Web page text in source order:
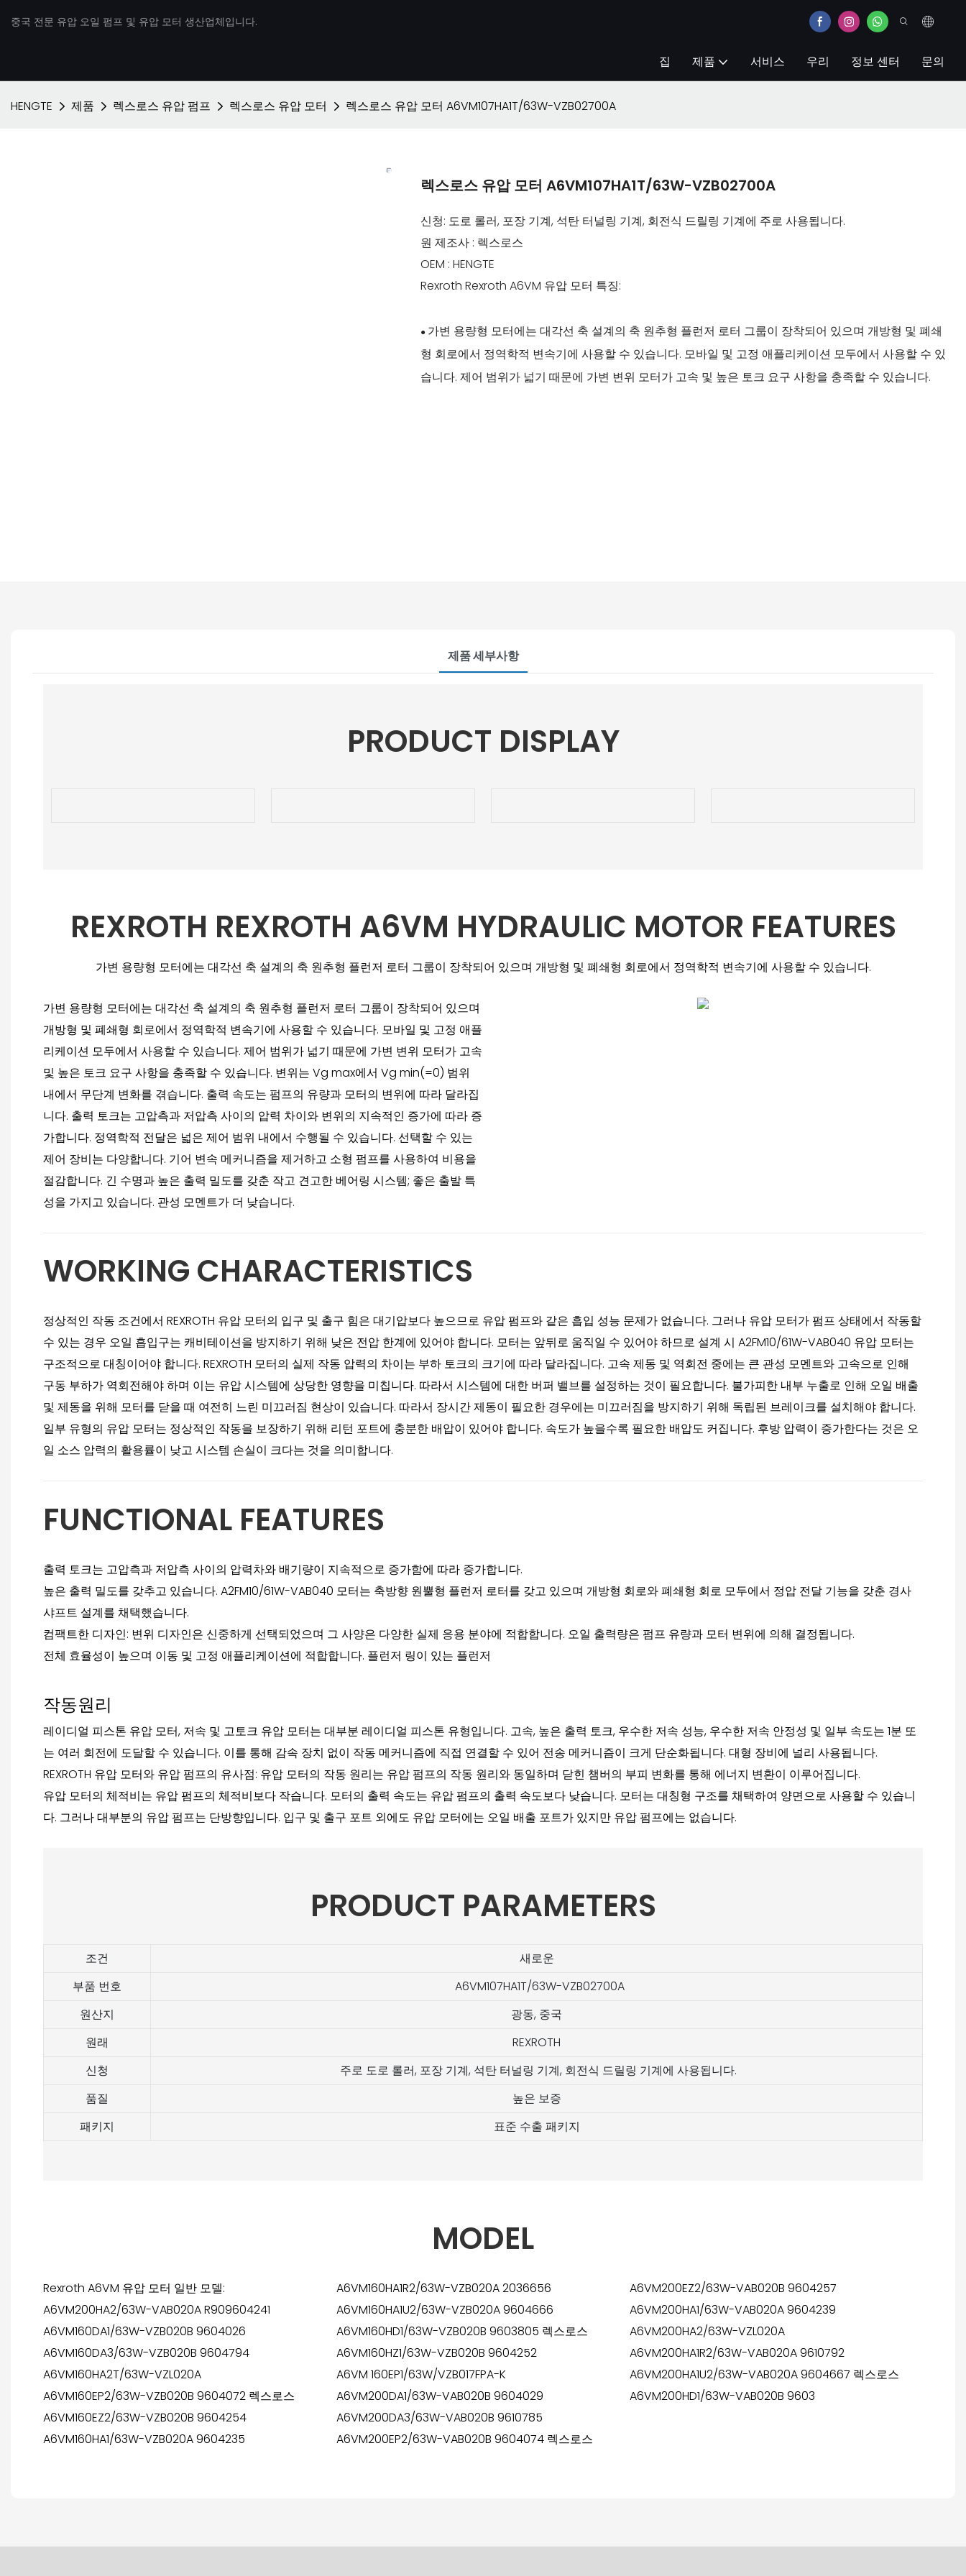
중국 전문 유압 오일 펌프 및 유압 모터 생산업체입니다.
집 제품 서비스 우리 정보 센터 문의
HENGTE 제품 렉스로스 유압 펌프 렉스로스 유압 모터 렉스로스 유압 모터 A6VM107HA1T/63W-VZB02700A
렉스로스 유압 모터 A6VM107HA1T/63W-VZB02700A
신청: 도로 롤러, 포장 기계, 석탄 터널링 기계, 회전식 드릴링 기계에 주로 사용됩니다.
원 제조사 : 렉스로스
OEM : HENGTE
Rexroth Rexroth A6VM 유압 모터 특징:
● 가변 용량형 모터에는 대각선 축 설계의 축 원추형 플런저 로터 그룹이 장착되어 있으며 개방형 및 폐쇄
형 회로에서 정역학적 변속기에 사용할 수 있습니다. 모바일 및 고정 애플리케이션 모두에서 사용할 수 있
습니다. 제어 범위가 넓기 때문에 가변 변위 모터가 고속 및 높은 토크 요구 사항을 충족할 수 있습니다.
제품 세부사항
PRODUCT DISPLAY
REXROTH REXROTH A6VM HYDRAULIC MOTOR FEATURES
가변 용량형 모터에는 대각선 축 설계의 축 원추형 플런저 로터 그룹이 장착되어 있으며 개방형 및 폐쇄형 회로에서 정역학적 변속기에 사용할 수 있습니다.
가변 용량형 모터에는 대각선 축 설계의 축 원추형 플런저 로터 그룹이 장착되어 있으며
개방형 및 폐쇄형 회로에서 정역학적 변속기에 사용할 수 있습니다. 모바일 및 고정 애플
리케이션 모두에서 사용할 수 있습니다. 제어 범위가 넓기 때문에 가변 변위 모터가 고속
및 높은 토크 요구 사항을 충족할 수 있습니다. 변위는 Vg max에서 Vg min(=0) 범위
내에서 무단계 변화를 겪습니다. 출력 속도는 펌프의 유량과 모터의 변위에 따라 달라집
니다. 출력 토크는 고압측과 저압측 사이의 압력 차이와 변위의 지속적인 증가에 따라 증
가합니다. 정역학적 전달은 넓은 제어 범위 내에서 수행될 수 있습니다. 선택할 수 있는
제어 장비는 다양합니다. 기어 변속 메커니즘을 제거하고 소형 펌프를 사용하여 비용을
절감합니다. 긴 수명과 높은 출력 밀도를 갖춘 작고 견고한 베어링 시스템; 좋은 출발 특
성을 가지고 있습니다. 관성 모멘트가 더 낮습니다.
WORKING CHARACTERISTICS
정상적인 작동 조건에서 REXROTH 유압 모터의 입구 및 출구 힘은 대기압보다 높으므로 유압 펌프와 같은 흡입 성능 문제가 없습니다. 그러나 유압 모터가 펌프 상태에서 작동할
수 있는 경우 오일 흡입구는 캐비테이션을 방지하기 위해 낮은 전압 한계에 있어야 합니다. 모터는 앞뒤로 움직일 수 있어야 하므로 설계 시 A2FM10/61W-VAB040 유압 모터는
구조적으로 대칭이어야 합니다. REXROTH 모터의 실제 작동 압력의 차이는 부하 토크의 크기에 따라 달라집니다. 고속 제동 및 역회전 중에는 큰 관성 모멘트와 고속으로 인해
구동 부하가 역회전해야 하며 이는 유압 시스템에 상당한 영향을 미칩니다. 따라서 시스템에 대한 버퍼 밸브를 설정하는 것이 필요합니다. 불가피한 내부 누출로 인해 오일 배출
및 제동을 위해 모터를 닫을 때 여전히 느린 미끄러짐 현상이 있습니다. 따라서 장시간 제동이 필요한 경우에는 미끄러짐을 방지하기 위해 독립된 브레이크를 설치해야 합니다.
일부 유형의 유압 모터는 정상적인 작동을 보장하기 위해 리턴 포트에 충분한 배압이 있어야 합니다. 속도가 높을수록 필요한 배압도 커집니다. 후방 압력이 증가한다는 것은 오
일 소스 압력의 활용률이 낮고 시스템 손실이 크다는 것을 의미합니다.
FUNCTIONAL FEATURES
출력 토크는 고압측과 저압측 사이의 압력차와 배기량이 지속적으로 증가함에 따라 증가합니다.
높은 출력 밀도를 갖추고 있습니다. A2FM10/61W-VAB040 모터는 축방향 원뿔형 플런저 로터를 갖고 있으며 개방형 회로와 폐쇄형 회로 모두에서 정압 전달 기능을 갖춘 경사
샤프트 설계를 채택했습니다.
컴팩트한 디자인: 변위 디자인은 신중하게 선택되었으며 그 사양은 다양한 실제 응용 분야에 적합합니다. 오일 출력량은 펌프 유량과 모터 변위에 의해 결정됩니다.
전체 효율성이 높으며 이동 및 고정 애플리케이션에 적합합니다. 플런저 링이 있는 플런저
작동원리
레이디얼 피스톤 유압 모터, 저속 및 고토크 유압 모터는 대부분 레이디얼 피스톤 유형입니다. 고속, 높은 출력 토크, 우수한 저속 성능, 우수한 저속 안정성 및 일부 속도는 1분 또
는 여러 회전에 도달할 수 있습니다. 이를 통해 감속 장치 없이 작동 메커니즘에 직접 연결할 수 있어 전송 메커니즘이 크게 단순화됩니다. 대형 장비에 널리 사용됩니다.
REXROTH 유압 모터와 유압 펌프의 유사점: 유압 모터의 작동 원리는 유압 펌프의 작동 원리와 동일하며 닫힌 챔버의 부피 변화를 통해 에너지 변환이 이루어집니다.
유압 모터의 체적비는 유압 펌프의 체적비보다 작습니다. 모터의 출력 속도는 유압 펌프의 출력 속도보다 낮습니다. 모터는 대칭형 구조를 채택하여 양면으로 사용할 수 있습니
다. 그러나 대부분의 유압 펌프는 단방향입니다. 입구 및 출구 포트 외에도 유압 모터에는 오일 배출 포트가 있지만 유압 펌프에는 없습니다.
PRODUCT PARAMETERS
조건
새로운
부품 번호
A6VM107HA1T/63W-VZB02700A
원산지
광동, 중국
원래
REXROTH
신청
주로 도로 롤러, 포장 기계, 석탄 터널링 기계, 회전식 드릴링 기계에 사용됩니다.
품질
높은 보증
패키지
표준 수출 패키지
MODEL
Rexroth A6VM 유압 모터 일반 모델:
A6VM200HA2/63W-VAB020A R909604241
A6VM160DA1/63W-VZB020B 9604026
A6VM160DA3/63W-VZB020B 9604794
A6VM160HA2T/63W-VZL020A
A6VM160EP2/63W-VZB020B 9604072 렉스로스
A6VM160EZ2/63W-VZB020B 9604254
A6VM160HA1/63W-VZB020A 9604235
A6VM160HA1R2/63W-VZB020A 2036656
A6VM160HA1U2/63W-VZB020A 9604666
A6VM160HD1/63W-VZB020B 9603805 렉스로스
A6VM160HZ1/63W-VZB020B 9604252
A6VM 160EP1/63W/VZB017FPA-K
A6VM200DA1/63W-VAB020B 9604029
A6VM200DA3/63W-VAB020B 9610785
A6VM200EP2/63W-VAB020B 9604074 렉스로스
A6VM200EZ2/63W-VAB020B 9604257
A6VM200HA1/63W-VAB020A 9604239
A6VM200HA2/63W-VZL020A
A6VM200HA1R2/63W-VAB020A 9610792
A6VM200HA1U2/63W-VAB020A 9604667 렉스로스
A6VM200HD1/63W-VAB020B 9603